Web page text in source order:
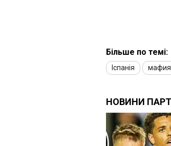
Більше по темі:
Іспанія мафия